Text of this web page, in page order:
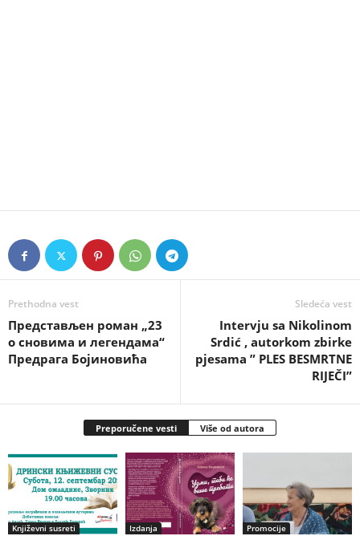
Prethodna vest
Представљен роман „23
о сновима и легендама“
Предрага Бојиновића
Sledeća vest
Intervju sa Nikolinom
Srdić , autorkom zbirke
pjesama ” PLES BESMRTNE
RIJEČI”
Preporučene vesti Više od autora
Književni susreti Izdanja Promocije